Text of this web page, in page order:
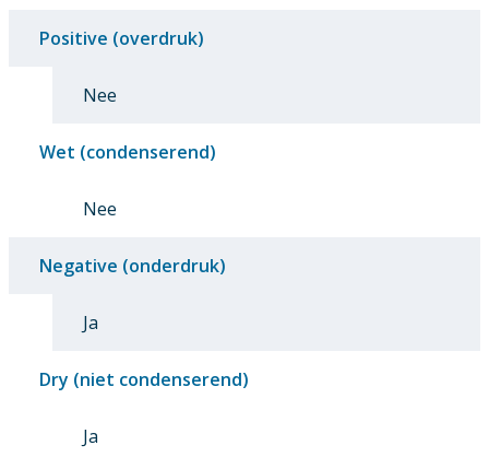
Positive (overdruk)
Nee
Wet (condenserend)
Nee
Negative (onderdruk)
Ja
Dry (niet condenserend)
Ja